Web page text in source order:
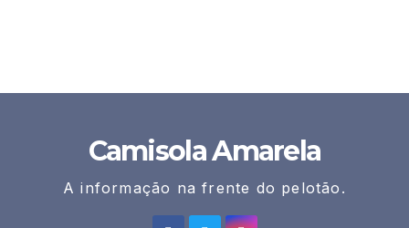
Camisola Amarela
A informação na frente do pelotão.